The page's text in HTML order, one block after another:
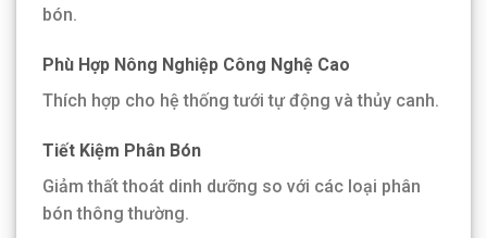
bón.
Phù Hợp Nông Nghiệp Công Nghệ Cao
Thích hợp cho hệ thống tưới tự động và thủy canh.
Tiết Kiệm Phân Bón
Giảm thất thoát dinh dưỡng so với các loại phân
bón thông thường.